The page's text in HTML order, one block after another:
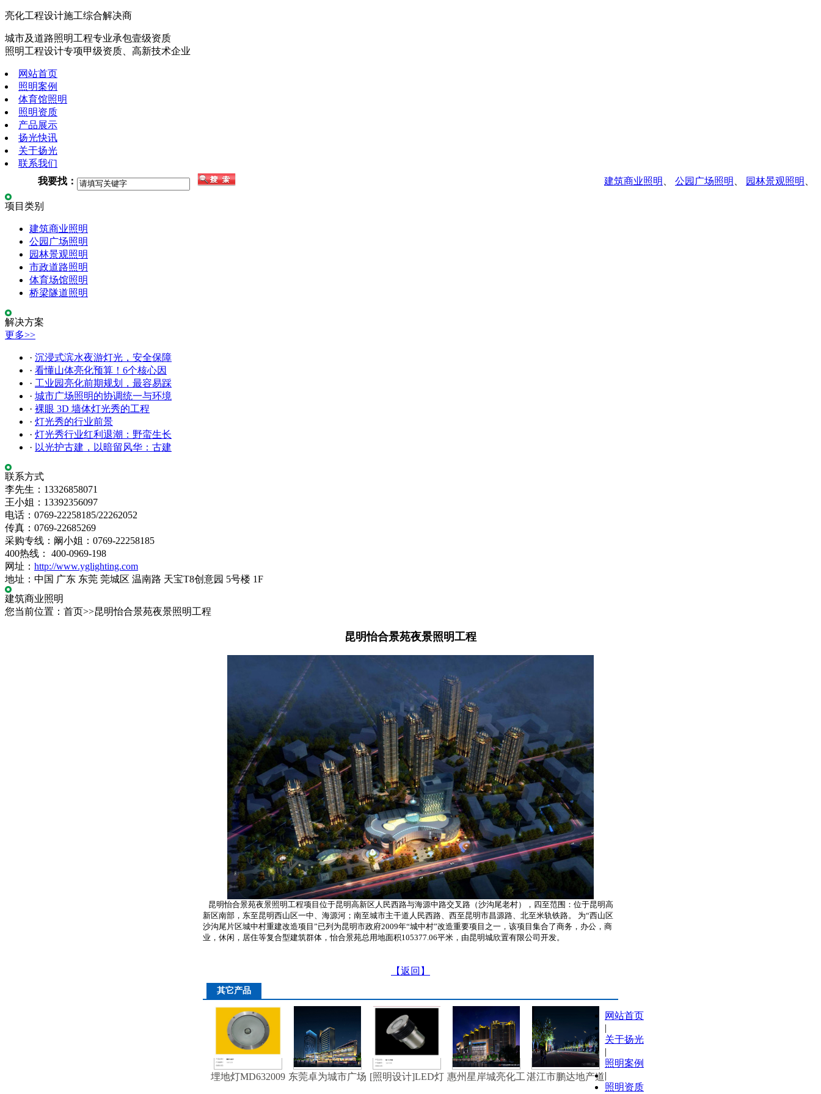
亮化工程设计施工综合解决商
城市及道路照明工程专业承包壹级资质
照明工程设计专项甲级资质、高新技术企业
网站首页
照明案例
体育馆照明
照明资质
产品展示
扬光快讯
关于扬光
联系我们
我要找：
建筑商业照明、 公园广场照明、 园林景观照明、
项目类别
建筑商业照明
公园广场照明
园林景观照明
市政道路照明
体育场馆照明
桥梁隧道照明
解决方案
更多>>
· 沉浸式滨水夜游灯光，安全保障
· 看懂山体亮化预算！6个核心因
· 工业园亮化前期规划，最容易踩
· 城市广场照明的协调统一与环境
· 裸眼 3D 墙体灯光秀的工程
· 灯光秀的行业前景
· 灯光秀行业红利退潮：野蛮生长
· 以光护古建，以暗留风华：古建
联系方式
李先生：13326858071
王小姐：13392356097
电话：0769-22258185/22262052
传真：0769-22685269
采购专线：阚小姐：0769-22258185
400热线： 400-0969-198
网址： http://www.yglighting.com
地址：中国 广东 东莞 莞城区 温南路 天宝T8创意园 5号楼 1F
建筑商业照明
您当前位置：首页>>昆明怡合景苑夜景照明工程
昆明怡合景苑夜景照明工程
详细介绍
昆明怡合景苑夜景照明工程项目位于昆明高新区人民西路与海源中路交叉路（沙沟尾老村），四至范围：位于昆明高
新区南部，东至昆明西山区一中、海源河；南至城市主干道人民西路、西至昆明市昌源路、北至米轨铁路。 为“西山区
沙沟尾片区城中村重建改造项目”已列为昆明市政府2009年“城中村”改造重要项目之一，该项目集合了商务，办公，商
业，休闲，居住等复合型建筑群体，怡合景苑总用地面积105377.06平米，由昆明城欣置有限公司开发。
【返回】
其它产品
埋地灯MD632009 东莞卓为城市广场 [照明设计]LED灯 惠州星岸城亮化工 湛江市鹏达地产道
网站首页
|
关于扬光
|
照明案例
|
照明资质